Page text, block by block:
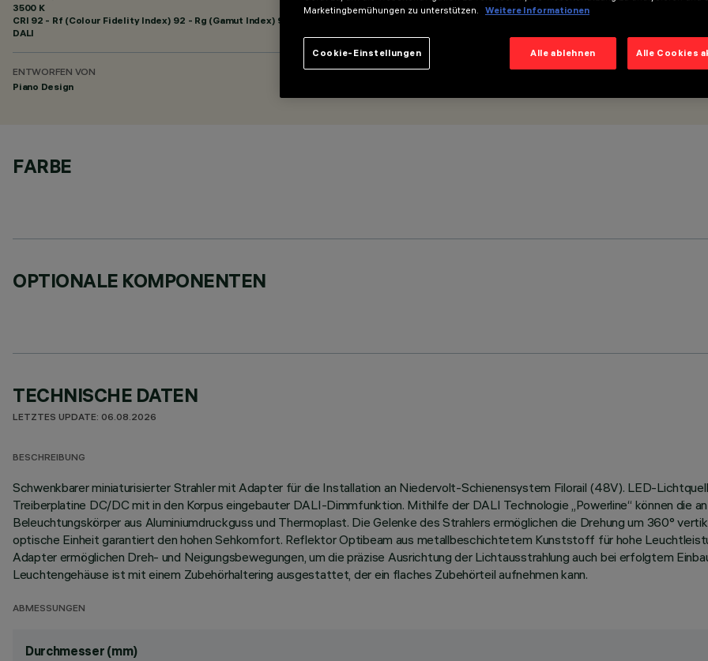
3500 K
CRI 92 - Rf (Colour Fidelity Index) 92 - Rg (Gamut Index) 99
DALI
ENTWORFEN VON
Piano Design
FARBE
OPTIONALE KOMPONENTEN
TECHNISCHE DATEN
LETZTES UPDATE: 06.08.2026
BESCHREIBUNG
Schwenkbarer miniaturisierter Strahler mit Adapter für die Installation an Niedervolt-Schienensystem Filorail (48V). LED-
Treiberplatine DC/DC mit in den Korpus eingebauter DALI-Dimmfunktion. Mithilfe der DALI Technologie „Powerline“ können die
Beleuchtungskörper aus Aluminiumdruckguss und Thermoplast. Die Gelenke des Strahlers ermöglichen die Drehung um 360°
optische Einheit garantiert den hohen Sehkomfort. Reflektor Optibeam aus metallbeschichtetem Kunststoff für hohe
Adapter ermöglichen Dreh- und Neigungsbewegungen, um die präzise Ausrichtung der Lichtausstrahlung auch bei erfolgtem
Leuchtengehäuse ist mit einem Zubehörhaltering ausgestattet, der ein flaches Zubehörteil aufnehmen kann.
ABMESSUNGEN
Durchmesser (mm)
Marketingbemühungen zu unterstützen.
Weitere Informationen
Alle ablehnen Alle Cookies
Cookie-Einstellungen